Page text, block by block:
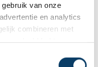
van onze
en analytics
combineren met
naar de meer
en